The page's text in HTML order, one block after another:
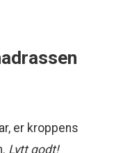
er kroppens
Lytt godt!